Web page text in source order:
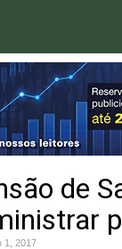
de
1, 2017